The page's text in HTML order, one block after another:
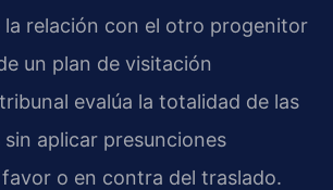
relación con el otro progenitor
un plan de visitación
evalúa la totalidad de las
aplicar presunciones
o en contra del traslado.